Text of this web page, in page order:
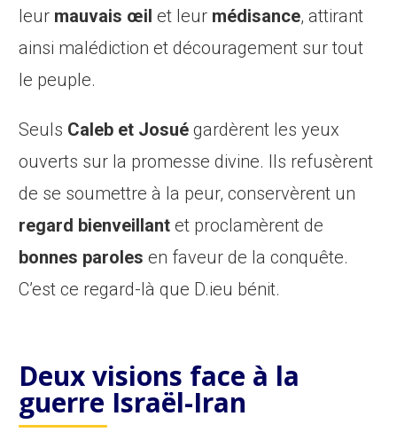
leur mauvais œil et leur médisance, attirant
ainsi malédiction et découragement sur tout
le peuple.
Seuls Caleb et Josué gardèrent les yeux
ouverts sur la promesse divine. Ils refusèrent
de se soumettre à la peur, conservèrent un
regard bienveillant et proclamèrent de
bonnes paroles en faveur de la conquête.
C’est ce regard-là que D.ieu bénit.
Deux visions face à la
guerre Israël-Iran